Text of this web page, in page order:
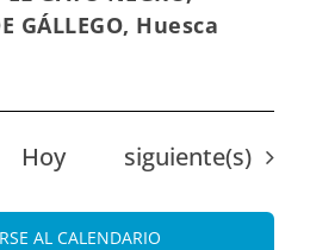
GÁLLEGO, Huesca
Hoy Eventos
siguiente(s)
AL CALENDARIO